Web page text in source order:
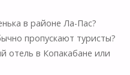
в районе Ла-Пас?
пропускают туристы?
отель в Копакабане или